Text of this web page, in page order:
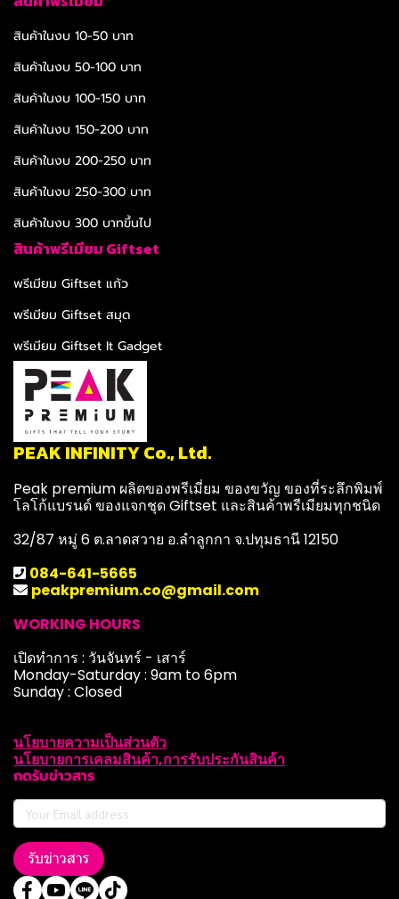
สินค้าในงบ 10-50 บาท
สินค้าในงบ 50-100 บาท
สินค้าในงบ 100-150 บาท
สินค้าในงบ 150-200 บาท
สินค้าในงบ 200-250 บาท
สินค้าในงบ 250-300 บาท
สินค้าในงบ 300 บาทขึ้นไป
สินค้าพรีเมียม Giftset
พรีเมียม Giftset แก้ว
พรีเมียม Giftset สมุด
พรีเมียม Giftset It Gadget
PEAK INFINITY Co., Ltd.
Peak premium ผลิตของพรีเมี่ยม ของขวัญ ของที่ระลึกพิมพ์
โลโก้แบรนด์ ของแจกชุด Giftset และสินค้าพรีเมียมทุกชนิด
32/87 หมู่ 6 ต.ลาดสวาย อ.ลำลูกกา จ.ปทุมธานี 12150
084-641-5665
peakpremium.co@gmail.com
WORKING HOURS
เปิดทำการ : วันจันทร์ - เสาร์
Monday-Saturday : 9am to 6pm
Sunday : Closed
นโยบายความเป็นส่วนตัว
นโยบายการเคลมสินค้า,การรับประกันสินค้า
กดรับข่าวสาร
รับข่าวสาร